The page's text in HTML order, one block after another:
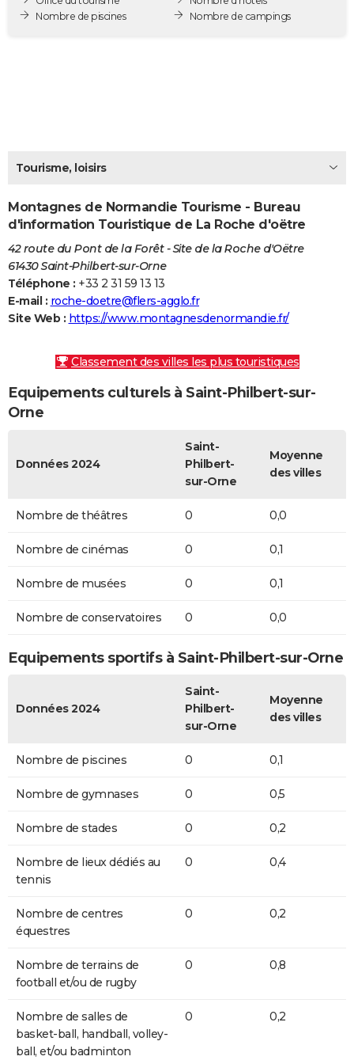
Destinations
City break
Voyage nature
Voyage de noces
Forum
Climat
PHOTO
Dictionnaire
Biographies
Citations
Expressions
Proverbes
COPAINS D'AVANT
AVIS DE DÉCÈS
Bricolage
Lifestyle
Culture
Sport
Auto
Television
Voyage
Cinema
Nombre de piscines
Nombre de campings
Tourisme, loisirs
Montagnes de Normandie Tourisme - Bureau
d'information Touristique de La Roche d'oëtre
42 route du Pont de la Forêt - Site de la Roche d'Oëtre
61430 Saint-Philbert-sur-Orne
Téléphone : +33 2 31 59 13 13
E-mail : roche-doetre@flers-agglo.fr
Site Web : https://www.montagnesdenormandie.fr/
Classement des villes les plus touristiques
Equipements culturels à Saint-Philbert-sur-
Orne
Données 2024
Saint-
Philbert-
sur-Orne
Moyenne
des villes
Nombre de théâtres 0 0,0
Nombre de cinémas 0 0,1
Nombre de musées 0 0,1
Nombre de conservatoires 0 0,0
Equipements sportifs à Saint-Philbert-sur-Orne
Données 2024
Saint-
Philbert-
sur-Orne
Moyenne
des villes
Nombre de piscines 0 0,1
Nombre de gymnases 0 0,5
Nombre de stades 0 0,2
Nombre de lieux dédiés au
tennis
0 0,4
Nombre de centres
équestres
0 0,2
Nombre de terrains de
football et/ou de rugby
0 0,8
Nombre de salles de
basket-ball, handball, volley-
ball, et/ou badminton
0 0,2